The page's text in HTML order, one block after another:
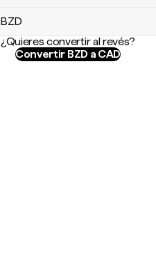
BZD
¿Quieres convertir al revés?
Convertir BZD a CAD